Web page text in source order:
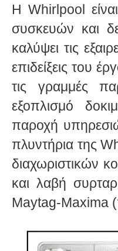
Η Whirlpool
συσκευών και
καλύψει τις
επιδείξεις του
τις γραμμές
εξοπλισμό
παροχή
πλυντήρια της
διαχωριστικών
και λαβή
Maytag-Maxima